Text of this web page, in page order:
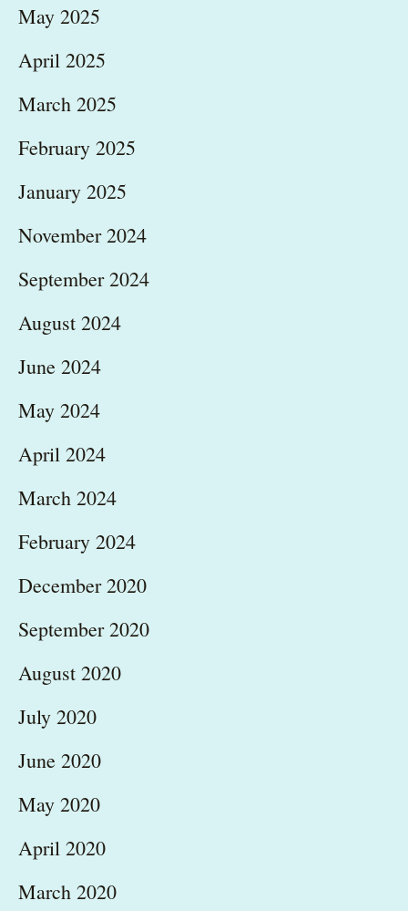
May 2025
April 2025
March 2025
February 2025
January 2025
November 2024
September 2024
August 2024
June 2024
May 2024
April 2024
March 2024
February 2024
December 2020
September 2020
August 2020
July 2020
June 2020
May 2020
April 2020
March 2020